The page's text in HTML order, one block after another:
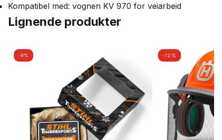
Kompatibel med: vognen KV 970 for veiarbeid
Lignende produkter
-9% -12%